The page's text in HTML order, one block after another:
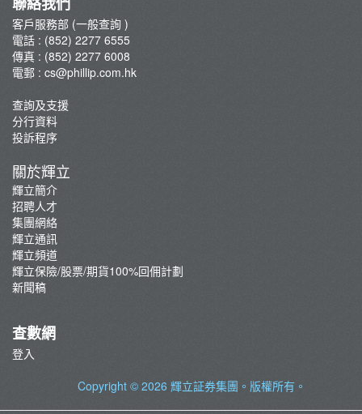
孖展及利率
佣金及收費資料
表格下載
最新推廣及優惠
重要通知
輝立証券開戶優惠總覽
客戶服務部 (一般查詢 )
電話 : (852) 2277 6555
傳真 : (852) 2277 6008
電郵 : cs@phillip.com.hk
查詢及支援
分行資料
投訴程序
關於輝立
輝立簡介
招聘人才
集團網絡
輝立通訊
輝立頻道
輝立保險/股票/期貨100%回佣計劃
新聞稿
查數網
登入
Copyright © 2026 輝立証券集團 。版權所有。